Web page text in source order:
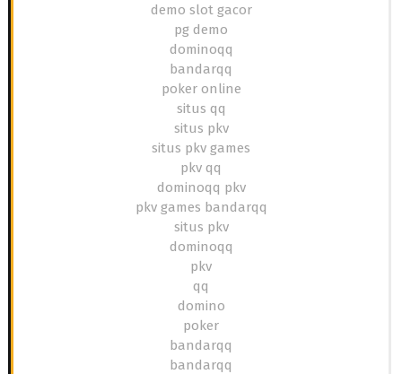
demo slot gacor
pg demo
dominoqq
bandarqq
poker online
situs qq
situs pkv
situs pkv games
pkv qq
dominoqq pkv
pkv games bandarqq
situs pkv
dominoqq
pkv
qq
domino
poker
bandarqq
bandarqq